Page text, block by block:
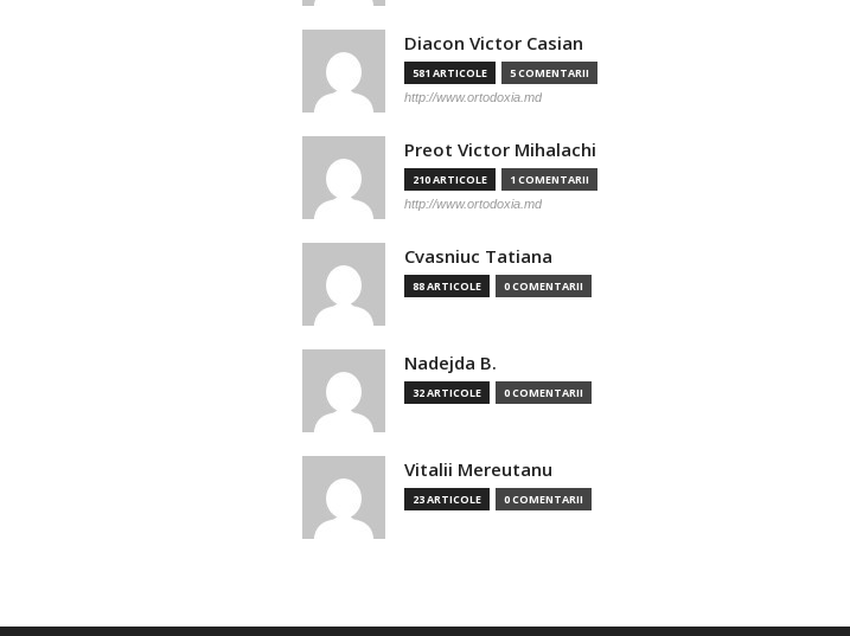
Diacon Victor Casian
581 ARTICOLE 5 COMENTARII
http://www.ortodoxia.md
Preot Victor Mihalachi
210 ARTICOLE 1 COMENTARII
http://www.ortodoxia.md
Cvasniuc Tatiana
88 ARTICOLE 0 COMENTARII
Nadejda B.
32 ARTICOLE 0 COMENTARII
Vitalii Mereutanu
23 ARTICOLE 0 COMENTARII